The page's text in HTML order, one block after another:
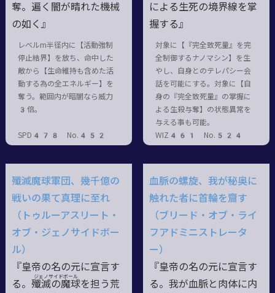
奪。遍く闇が晴れた機械
の如く』
レベルm半径内に【活動強制
停止結界】を放ち、命中した
敵から【生命維持も含めた活
動する為の全エネルギー】を
奪う。範囲内が暗闇なら威力
3倍。
SPD478 No.452
による生死の境界線を掌
握する』
対象に【『完全致死量』を完
全制御するナノマシン】を生
やし、自身とのテレパシー会
話を可能にする。対象に【自
身の『完全致死量』の掌握に
よる生殺与奪】の状態異常を
与える事も可能。
WIZ461 No.524
殲滅魔球軍団、幾千億の
戦いの果て真理に至れ
（トゥルーアスリート・
オブ・ジェノサイドボー
ル）
『皇帝の名の元に宣言す
る。殲滅の
ジェノサイドボール
魔球を担う荒
血脈の螺旋、我が秘奥に
触れた者に首輪を齎す
（ブリード・オブ・ライ
フアドミニストレータ
ー）
『皇帝の名の元に宣言す
る。我が血脈と肉体に内